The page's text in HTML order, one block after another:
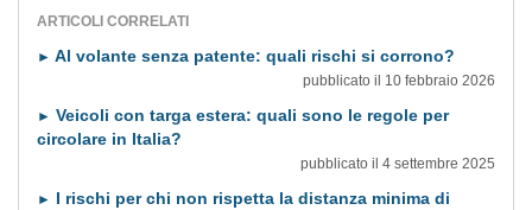
ARTICOLI CORRELATI
► Al volante senza patente: quali rischi si corrono?
pubblicato il 10 febbraio 2026
► Veicoli con targa estera: quali sono le regole per
circolare in Italia?
pubblicato il 4 settembre 2025
► I rischi per chi non rispetta la distanza minima di